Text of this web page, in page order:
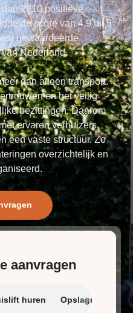
2210 positieve
score van 4,9 uit 5
gewaardeerde
Nederland.
dan alleen transport.
en het veilig
bezittingen. Daarom
ervaren verhuizers,
een vaste structuur. Zo
overzichtelijk en
aanvragen
Verhuislift huren ➔